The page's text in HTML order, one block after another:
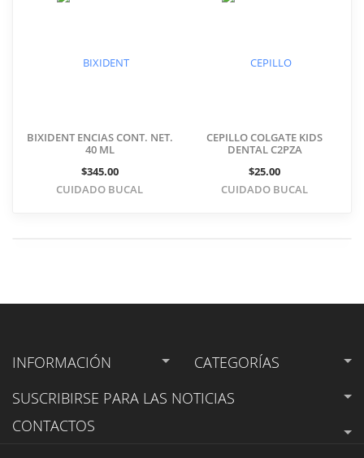
BIXIDENT ENCIAS CONT. NET.
40 ML
$345.00
CUIDADO BUCAL
CEPILLO COLGATE KIDS
DENTAL C2PZA
$25.00
CUIDADO BUCAL
INFORMACIÓN
CATEGORÍAS
SUSCRIBIRSE PARA LAS NOTICIAS
CONTACTOS